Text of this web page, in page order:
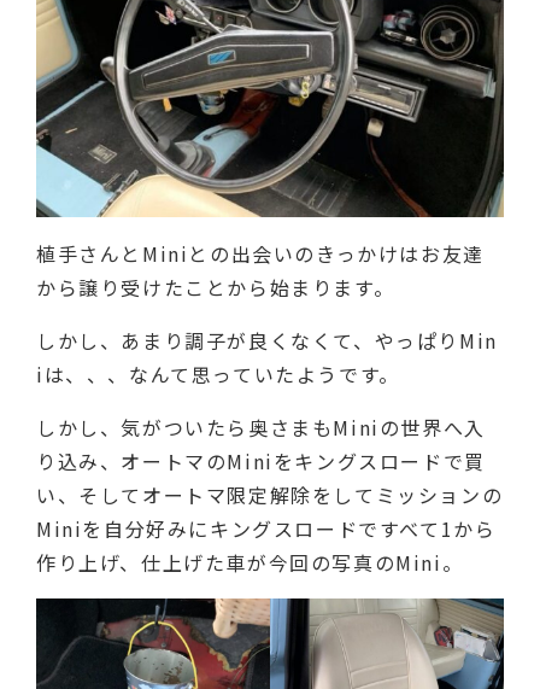
植手さんとMiniとの出会いのきっかけはお友達
から譲り受けたことから始まります。
しかし、あまり調子が良くなくて、やっぱりMin
iは、、、なんて思っていたようです。
しかし、気がついたら奥さまもMiniの世界へ入
り込み、オートマのMiniをキングスロードで買
い、そしてオートマ限定解除をしてミッションの
Miniを自分好みにキングスロードですべて1から
作り上げ、仕上げた車が今回の写真のMini。